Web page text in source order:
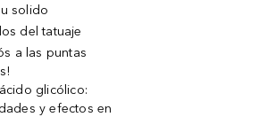
solido
del tatuaje
a las puntas
glicólico:
y efectos en